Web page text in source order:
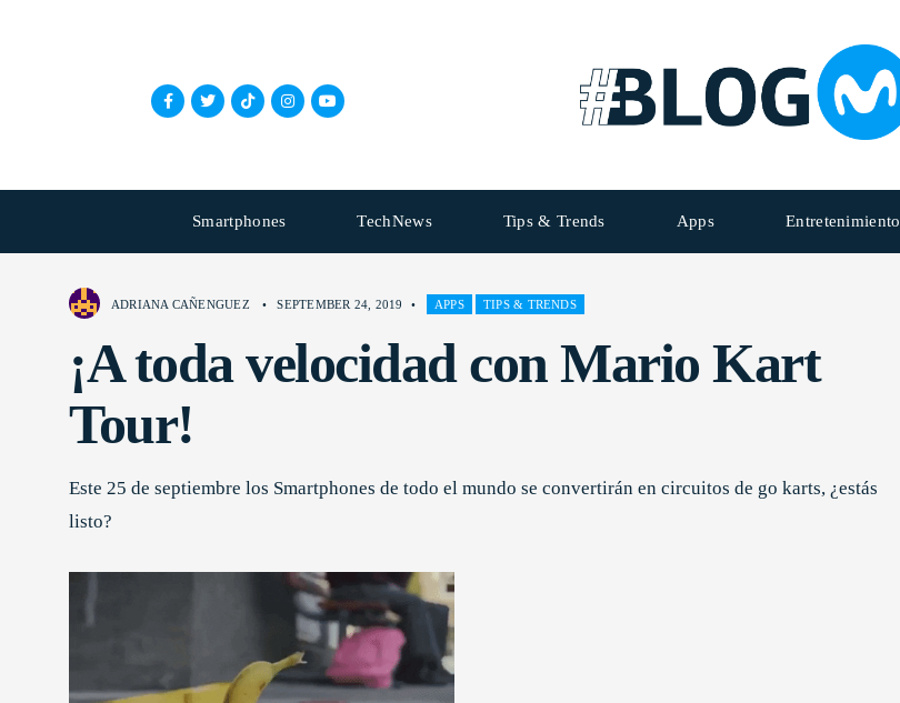
Smartphones TechNews Tips & Trends Apps Entretenimiento
ADRIANA CAÑENGUEZ • SEPTEMBER 24, 2019 • APPS TIPS & TRENDS
¡A toda velocidad con Mario Kart
Tour!
Este 25 de septiembre los Smartphones de todo el mundo se convertirán en circuitos de go karts, ¿estás
listo?